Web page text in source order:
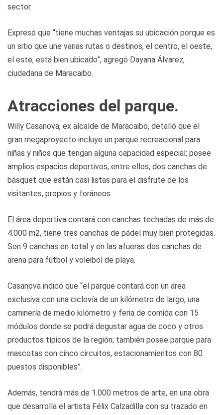
sector.
Expresó que “tiene muchas ventajas su ubicación porque es
un sitio que une varias rutas o destinos, el centro, el oeste,
el este, está bien ubicado”, agregó Dayana Álvarez,
ciudadana de Maracaibo.
Atracciones del parque.
Willy Casanova, ex alcalde de Maracaibo, detalló que el
gran megaproyecto incluye un parque recreacional para
niñas y niños que tengan alguna capacidad especial; posee
amplios espacios deportivos, entre ellos, dos canchas de
básquet que están casi listas para el disfrute de los
visitantes, propios y foráneos.
El área deportiva contará con canchas techadas de más de
4.000 m2, tiene tres canchas de pádel muy bien protegidas.
Son 9 canchas en total y en las afueras dos canchas de
arena para fútbol y voleibol de playa.
Casanova indicó que “el parque contará con un área
exclusiva con una ciclovía de un kilómetro de largo, una
caminería de medio kilómetro y feria de comida con 15
módulos donde se podrá degustar agua de coco y otros
productos típicos de la región; también posee parque para
mascotas con cinco circuitos, estacionamientos con 80
puestos disponibles”.
Además, tendrá más de 1.000 metros de arte, en una obra
que desarrolla el artista Félix Calzadilla con su trazado en